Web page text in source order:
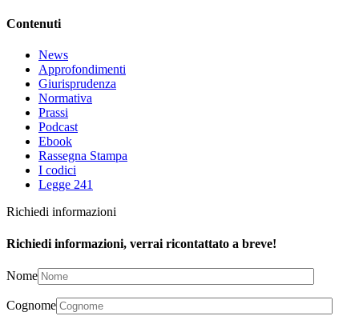
Contenuti
News
Approfondimenti
Giurisprudenza
Normativa
Prassi
Podcast
Ebook
Rassegna Stampa
I codici
Legge 241
Richiedi informazioni
Richiedi informazioni, verrai ricontattato a breve!
Nome
Cognome